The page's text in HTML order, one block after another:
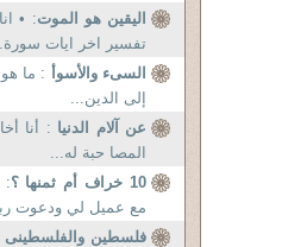
اليقين هو الموت: •
تفسير اخر ايات
السىء والأسوأ : ما
إلى الدين...
عن آلام الدنيا : أنا
المصا حبة له...
10 خراف أم ثمنها ؟
:
مع عميل لي ودعوت
فلسطين والفلسطينى